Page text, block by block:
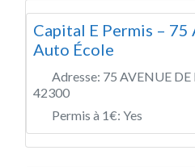
Capital E Permis – 75
Auto École
Adresse: 75 AVENUE DE
42300
Permis à 1€: Yes